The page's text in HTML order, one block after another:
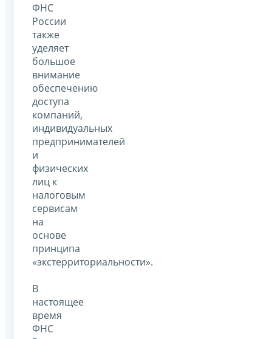
ФНС
России
также
уделяет
большое
внимание
обеспечению
доступа
компаний,
индивидуальных
предпринимателей
и
физических
лиц к
налоговым
сервисам
на
основе
принципа
«экстерриториальности».
В
настоящее
время
ФНС